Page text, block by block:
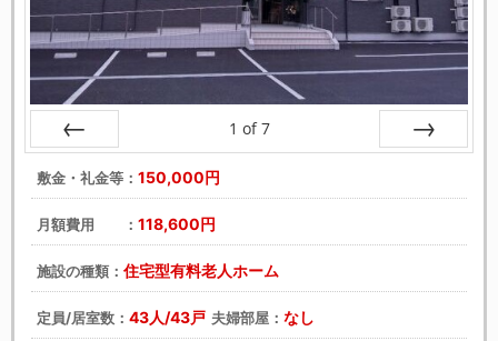
戻る
1 of 7
敷金・礼金等： 150,000円
月額費用 ： 118,600円
施設の種類： 住宅型有料老人ホーム
定員/居室数： 43人/43戸 夫婦部屋： なし